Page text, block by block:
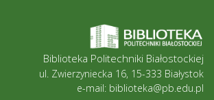
Biblioteka Politechniki Białostockiej
ul. Zwierzyniecka 16, 15-333 Białystok
e-mail: biblioteka@pb.edu.pl